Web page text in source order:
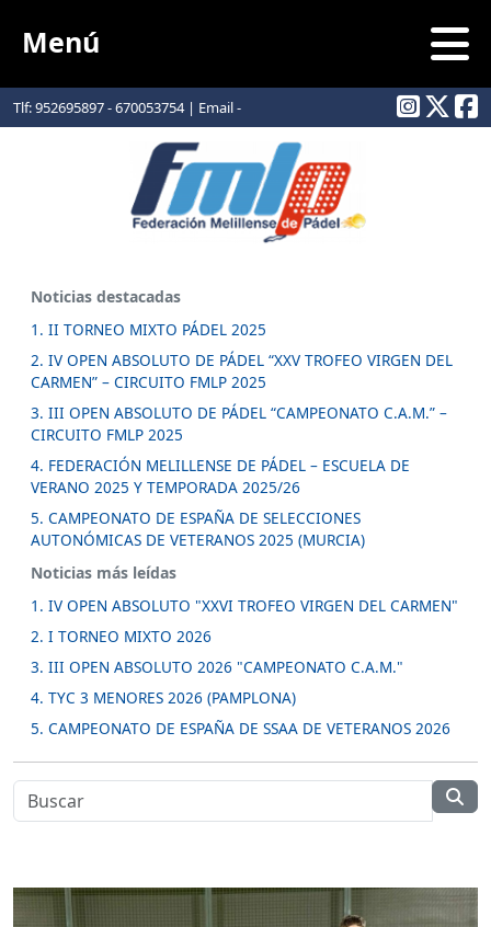
Tlf: 952695897 - 670053754 | Email -
info@padelmelilla.com
Menú
Noticias destacadas
1. II TORNEO MIXTO PÁDEL 2025
2. IV OPEN ABSOLUTO DE PÁDEL “XXV TROFEO VIRGEN DEL
CARMEN” – CIRCUITO FMLP 2025
3. III OPEN ABSOLUTO DE PÁDEL “CAMPEONATO C.A.M.” –
CIRCUITO FMLP 2025
4. FEDERACIÓN MELILLENSE DE PÁDEL – ESCUELA DE
VERANO 2025 Y TEMPORADA 2025/26
5. CAMPEONATO DE ESPAÑA DE SELECCIONES
AUTONÓMICAS DE VETERANOS 2025 (MURCIA)
Noticias más leídas
1. IV OPEN ABSOLUTO "XXVI TROFEO VIRGEN DEL CARMEN"
2. I TORNEO MIXTO 2026
3. III OPEN ABSOLUTO 2026 "CAMPEONATO C.A.M."
4. TYC 3 MENORES 2026 (PAMPLONA)
5. CAMPEONATO DE ESPAÑA DE SSAA DE VETERANOS 2026